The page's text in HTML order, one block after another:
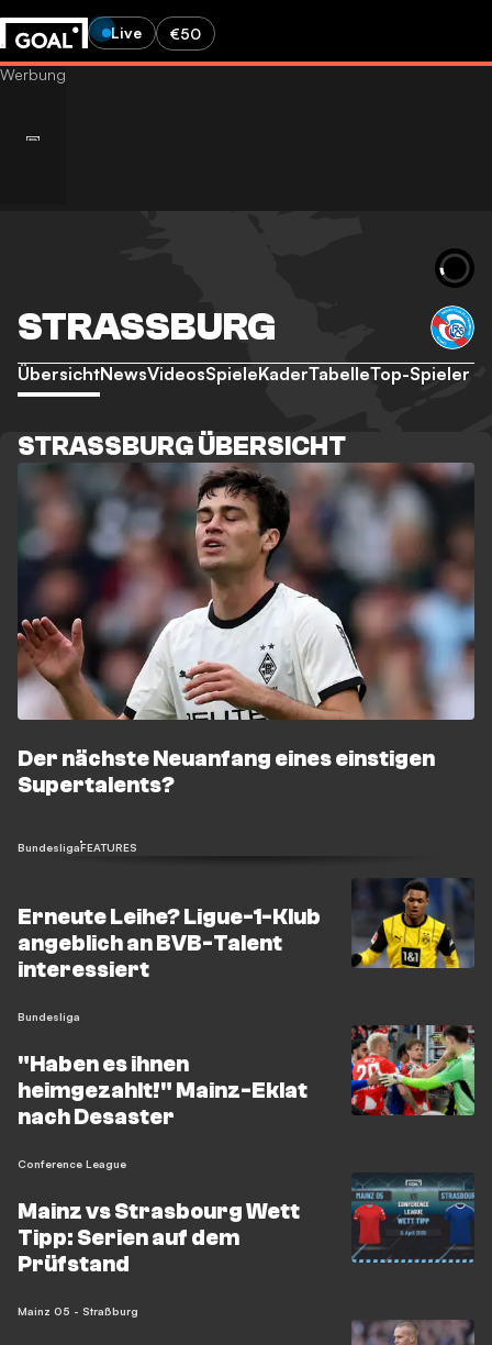
Live €50
STRASSBURG
ÜbersichtNewsVideosSpieleKaderTabelleTop-Spieler
STRASSBURG ÜBERSICHT
Der nächste Neuanfang eines einstigen
Supertalents?
BundesligaFEATURES
Erneute Leihe? Ligue-1-Klub
angeblich an BVB-Talent
interessiert
Bundesliga
"Haben es ihnen
heimgezahlt!" Mainz-Eklat
nach Desaster
Conference League
Mainz vs Strasbourg Wett
Tipp: Serien auf dem
Prüfstand
Mainz 05 - Straßburg